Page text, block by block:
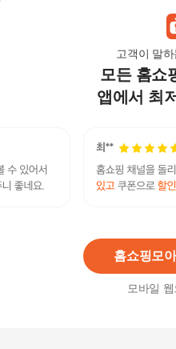
고객이 말
모든 홈쇼
앱에서 최
홈쇼핑모
모바일
밸리걸 세이브
스트 617600
25,900 원
애비뉴투지 엄